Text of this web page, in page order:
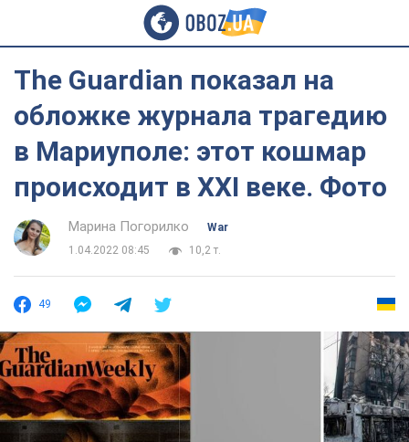
The Guardian показал на
обложке журнала трагедию
в Мариуполе: этот кошмар
происходит в ХХІ веке. Фото
Марина Погорилко
War
1.04.2022 08:45
10,2 т.
49